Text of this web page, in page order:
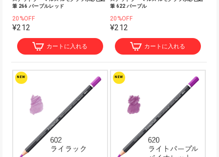
筆 266 パープルレッド
20%OFF
¥212
カートに入れる
筆 622 パープル
20%OFF
¥212
カートに入れる
NEW NEW